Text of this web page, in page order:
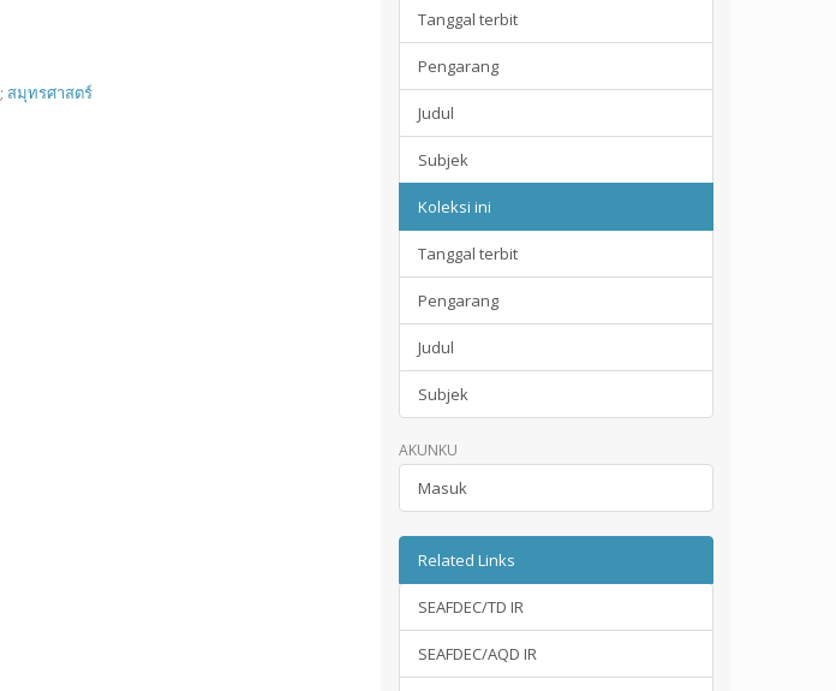
; สมุทรศาสตร์
Tanggal terbit
Pengarang
Judul
Subjek
Koleksi ini
Tanggal terbit
Pengarang
Judul
Subjek
AKUNKU
Masuk
Related Links
SEAFDEC/TD IR
SEAFDEC/AQD IR